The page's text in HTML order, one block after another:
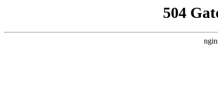
504